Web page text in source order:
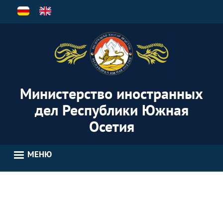
Перейти
Министерство иностранных
дел Республики Южная
Осетия
МЕНЮ